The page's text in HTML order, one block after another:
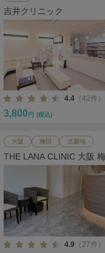
吉井クリニック
4.4 （42件）
3,800 円 (税込)
大阪 梅田 北新地
THE LANA CLINIC 大阪
4.9 （27件）